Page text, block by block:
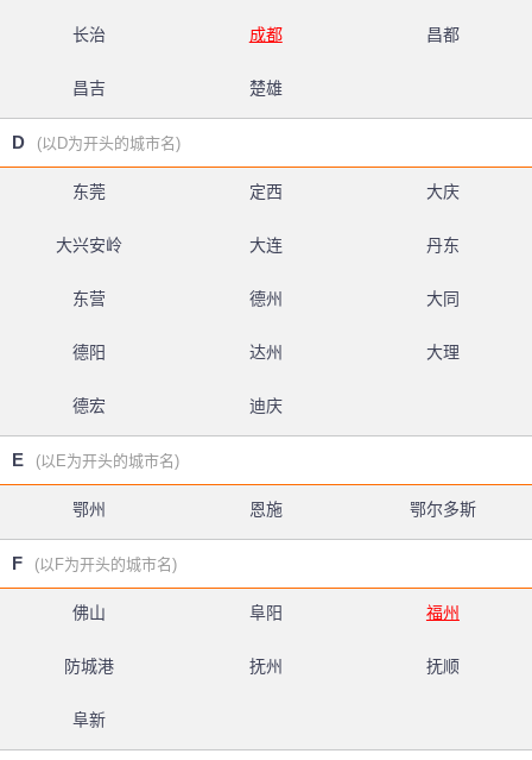
长治 成都 昌都
昌吉 楚雄
D (以D为开头的城市名)
东莞 定西 大庆
大兴安岭 大连 丹东
东营 德州 大同
德阳 达州 大理
德宏 迪庆
E (以E为开头的城市名)
鄂州 恩施 鄂尔多斯
F (以F为开头的城市名)
佛山 阜阳 福州
防城港 抚州 抚顺
阜新